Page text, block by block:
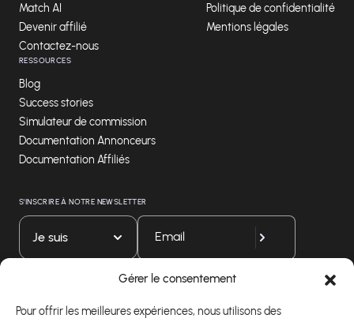
Gérer le consentement
Pour offrir les meilleures expériences, nous utilisons des
Match AI
Devenir affilié
Contactez-nous
Politique de confidentialité
Mentions légales
RESSOURCES
Blog
Success stories
Simulateur de commission
Documentation Annonceurs
Documentation Affiliés
S'INSCRIRE À NOTRE NEWSLETTER
Je suis
Téléchargez notre application